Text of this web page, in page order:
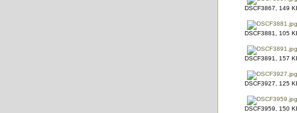
DSCF3867, 149
DSCF3881, 105
DSCF3891, 157
DSCF3927, 125
DSCF3959, 150